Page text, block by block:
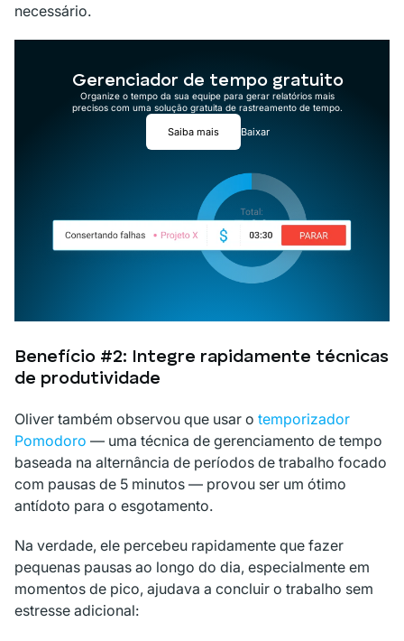
necessário.
Gerenciador de tempo gratuito
Organize o tempo da sua equipe para gerar relatórios mais
precisos com uma solução gratuita de rastreamento de tempo.
Saiba mais Baixar
Benefício #2: Integre rapidamente técnicas
de produtividade
Oliver também observou que usar o temporizador
Pomodoro — uma técnica de gerenciamento de tempo
baseada na alternância de períodos de trabalho focado
com pausas de 5 minutos — provou ser um ótimo
antídoto para o esgotamento.
Na verdade, ele percebeu rapidamente que fazer
pequenas pausas ao longo do dia, especialmente em
momentos de pico, ajudava a concluir o trabalho sem
estresse adicional: